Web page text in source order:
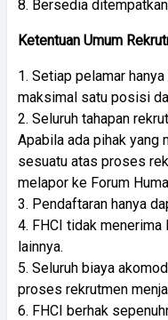
8. Bersedia
Ketentuan Umum
1. Setiap pelamar
maksimal satu posisi
2. Seluruh tahapan
Apabila ada pihak yang
sesuatu atas proses
melapor ke Forum
3. Pendaftaran hanya
4. FHCI tidak
lainnya.
5. Seluruh biaya
proses rekrutmen
6. FHCI berhak